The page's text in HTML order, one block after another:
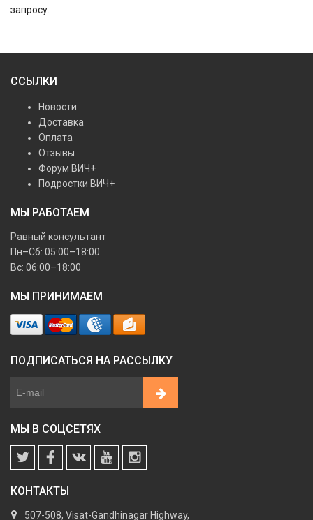
запросу.
ССЫЛКИ
Новости
Доставка
Оплата
Отзывы
Форум ВИЧ+
Подростки ВИЧ+
МЫ РАБОТАЕМ
Равный консультант
Пн–Сб: 05:00–18:00
Вс: 06:00–18:00
МЫ ПРИНИМАЕМ
ПОДПИСАТЬСЯ НА РАССЫЛКУ
МЫ В СОЦСЕТЯХ
КОНТАКТЫ
507-508, Visat-Gandhinagar Highway,